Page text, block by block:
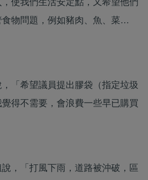
食物問題，例如豬肉、魚、菜…
「希望議員提出膠袋（指定垃圾
得不需要，會浪費一些早已購買
，「打風下雨，道路被沖破，區